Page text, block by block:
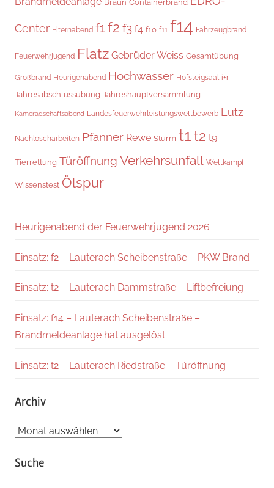
Braun Containerbrand
Center Elternabend f1f2 f3 f4 f10 f11 f14 Fahrzeugbrand
Feuerwehrjugend Flatz Gebrüder Weiss Gesamtübung
Großbrand Heurigenabend Hochwasser Hofsteigsaal i+r
Jahresabschlussübung Jahreshauptversammlung
Kameradschaftsabend Landesfeuerwehrleistungswettbewerb Lutz
Nachlöscharbeiten Pfanner Rewe Sturm t1t2 t9
Tierrettung Türöffnung Verkehrsunfall Wettkampf
Wissenstest Ölspur
Heurigenabend der Feuerwehrjugend 2026
Einsatz: f2 – Lauterach Scheibenstraße – PKW Brand
Einsatz: t2 – Lauterach Dammstraße – Liftbefreiung
Einsatz: f14 – Lauterach Scheibenstraße –
Brandmeldeanlage hat ausgelöst
Einsatz: t2 – Lauterach Riedstraße – Türöffnung
Archiv
Archiv
Suche